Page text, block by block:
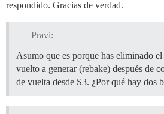
respondido. Gracias de verdad.
Pravi:
Asumo que es porque has eliminado
vuelto a generar (rebake) después de
de vuelta desde S3. ¿Por qué hay dos